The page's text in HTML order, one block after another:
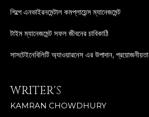
শিল্পে এনভাইরনমেন্টাল কমপ্লায়েন্স ম্যানেজমেন্ট
টাইম ম্যানেজমেন্ট সফল জীবনের চাবিকাঠি
সাসটেইনেবিলিটি অ্যাওয়ারনেস এর উপাদান, প্রয়োজনীয়তা
WRITER'S
KAMRAN CHOWDHURY